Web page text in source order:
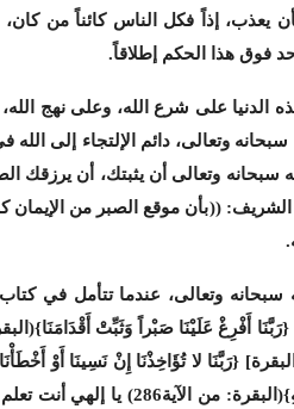
يعذب، إذاً فكل الناس كائناً من
فوق هذا الحكم إطلاقاً.
الدنيا على شرع الله، وعلى نهج
وتعالى، دائم الإلتجاء إلى
سبحانه وتعالى أن يثبتك، أن يرزقك
الشريف:((بأن موقع الصبر من
سبحانه وتعالى، عندما تتأمل في
أَفْرِغْ عَلَيْنَا صَبْراً وَثَبِّتْ أَقْدَامَنَا}
{رَبَّنَا لا تُؤَاخِذْنَا إِنْ نَسِينَا أَوْ
(البقرة: من الآية286)
يا إلهي أنت